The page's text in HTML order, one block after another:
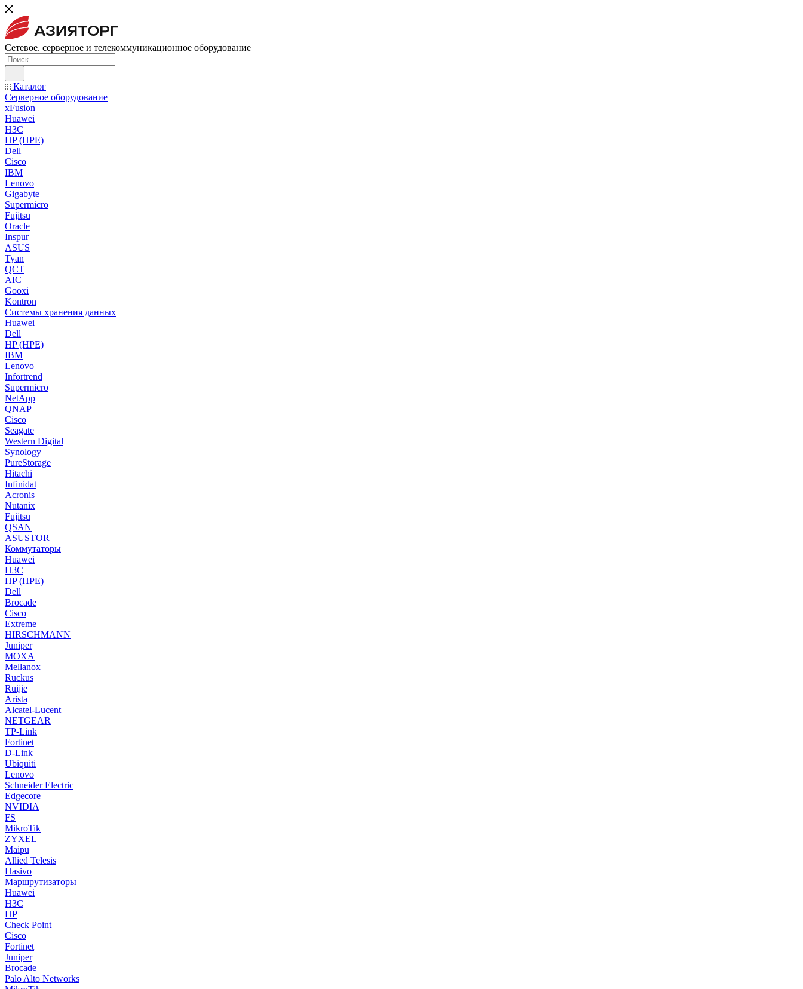
Сетевое. серверное и телекоммуникационное оборудование
Каталог
Серверное оборудование
xFusion
Huawei
H3C
HP (HPE)
Dell
Cisco
IBM
Lenovo
Gigabyte
Supermicro
Fujitsu
Oracle
Inspur
ASUS
Tyan
QCT
AIC
Gooxi
Kontron
Системы хранения данных
Huawei
Dell
HP (HPE)
IBM
Lenovo
Infortrend
Supermicro
NetApp
QNAP
Cisco
Seagate
Western Digital
Synology
PureStorage
Hitachi
Infinidat
Acronis
Nutanix
Fujitsu
QSAN
ASUSTOR
Коммутаторы
Huawei
H3C
HP (HPE)
Dell
Brocade
Cisco
Extreme
HIRSCHMANN
Juniper
MOXA
Mellanox
Ruckus
Ruijie
Arista
Alcatel-Lucent
NETGEAR
TP-Link
Fortinet
D-Link
Ubiquiti
Lenovo
Schneider Electric
Edgecore
NVIDIA
FS
MikroTik
ZYXEL
Maipu
Allied Telesis
Hasivo
Маршрутизаторы
Huawei
H3C
HP
Check Point
Cisco
Fortinet
Juniper
Brocade
Palo Alto Networks